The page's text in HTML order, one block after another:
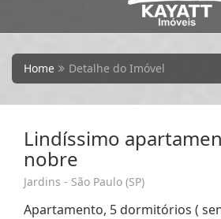
Home Detalhe do Imóvel
Lindíssimo
nobre
Jardins - São Paulo (SP)
Apartamento, 5 dormitórios (